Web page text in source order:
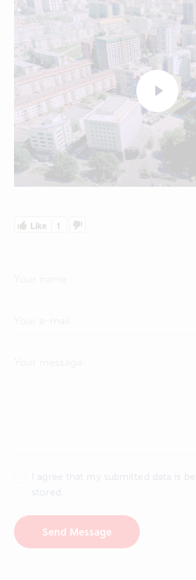
Like 1
I agree that my submitted data is
stored.
Send Message